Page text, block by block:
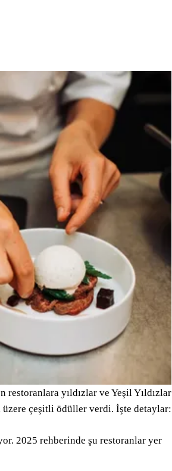
yıldızlar ve Yeşil Yıldızlar
çeşitli ödüller verdi. İşte detaylar:
2025 rehberinde şu restoranlar yer